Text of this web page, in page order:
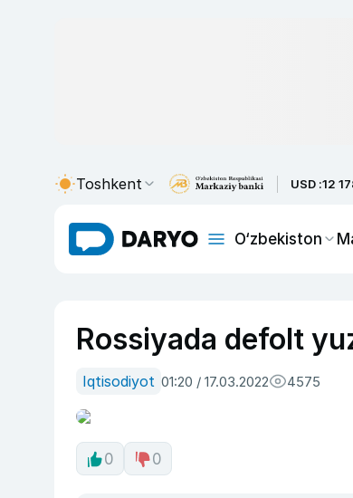
Toshkent USD :12
O‘zbekiston
Rossiyada defolt
Iqtisodiyot 01:20 / 17.03.2022 4575
0 0